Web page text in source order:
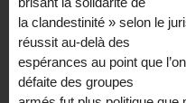
la clandestinité » selon le
réussit au-delà des
espérances au point que
défaite des groupes